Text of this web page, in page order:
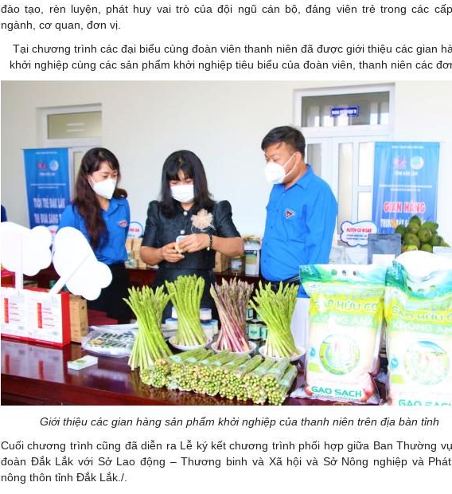
đào tạo, rèn luyện, phát huy vai trò của đội ngũ cán bộ, đảng viên trẻ trong các
ngành, cơ quan, đơn vị.
Tại chương trình các đại biểu cùng đoàn viên thanh niên đã được giới thiệu các gian
khởi nghiệp cùng các sản phẩm khởi nghiệp tiêu biểu của đoàn viên, thanh niên các
Giới thiệu các gian hàng sản phẩm khởi nghiệp của thanh niên trên địa bàn tỉnh
Cuối chương trình cũng đã diễn ra Lễ ký kết chương trình phối hợp giữa Ban Thường
đoàn Đắk Lắk với Sở Lao động – Thương binh và Xã hội và Sở Nông nghiệp và
nông thôn tỉnh Đắk Lắk./.